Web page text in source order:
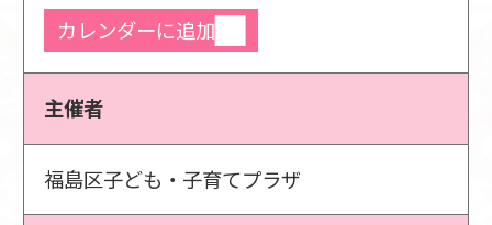
カレンダーに追加
主催者
福島区子ども・子育てプラザ